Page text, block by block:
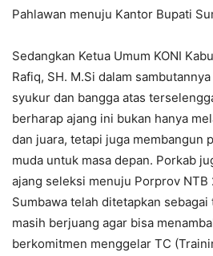
Pahlawan menuju Kantor Bupati
Sedangkan Ketua Umum KONI
Rafiq, SH. M.Si dalam
syukur dan bangga atas
berharap ajang ini bukan hanya
dan juara, tetapi juga membangun
muda untuk masa depan. Porkab
ajang seleksi menuju Porprov NTB
Sumbawa telah ditetapkan
masih berjuang agar bisa
berkomitmen menggelar TC